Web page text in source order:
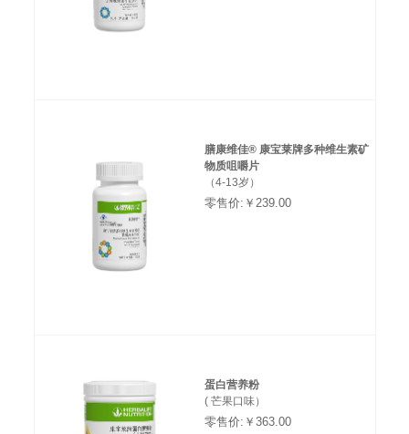
膳康维佳® 康宝莱牌多种维生素矿
物质咀嚼片
（4-13岁）
零售价:￥239.00
蛋白营养粉
( 芒果口味）
零售价:￥363.00